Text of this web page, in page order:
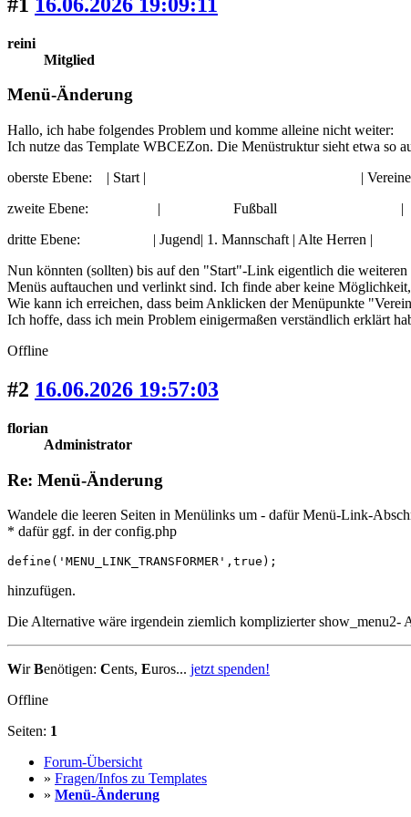
reini
Mitglied
Menü-Änderung
Hallo, ich habe folgendes Problem und komme alleine nicht weiter:
Ich nutze das Template WBCEZon. Die Menüstruktur sieht etwa so
oberste Ebene: | Start | | Vereine
zweite Ebene: | Fußball |
dritte Ebene: | Jugend| 1.
Nun könnten (sollten) bis auf den "Start"-Link eigentlich die
Menüs auftauchen und verlinkt sind. Ich finde aber keine
Wie kann ich erreichen, dass beim Anklicken der Menüpunkte
Ich hoffe, dass ich mein Problem einigermaßen verständlich erklärt
Offline
#2 16.06.2026 19:57:03
florian
Administrator
Re: Menü-Änderung
Wandele die leeren Seiten in Menülinks um - dafür Menü-Link-
* dafür ggf. in der config.php
define('MENU_LINK_TRANSFORMER',true);
hinzufügen.
Die Alternative wäre irgendein ziemlich komplizierter show_menu2-
WirBenötigen: Cents, Euros... jetzt spenden!
Offline
Seiten: 1
Forum-Übersicht
» Fragen/Infos zu Templates
» Menü-Änderung